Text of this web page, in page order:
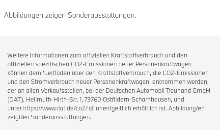
Abbildungen zeigen Sonderausstattungen.
Weitere Informationen zum offiziellen Kraftstoffverbrauch und den
offiziellen spezifischen CO2-Emissionen neuer Personenkraftwagen
können dem 'Leitfaden über den Kraftstoffverbrauch, die CO2-Emissionen
und den Stromverbrauch neuer Personenkraftwagen' entnommen werden,
der an allen Verkaufsstellen, bei der Deutschen Automobil Treuhand GmbH
(DAT), Hellmuth-Hirth-Str. 1, 73760 Ostfildern-Scharnhausen, und
unter https://www.dat.de/co2/
unentgeltlich erhältlich ist. Abbildung/en
zeigt/en Sonderausstattungen.